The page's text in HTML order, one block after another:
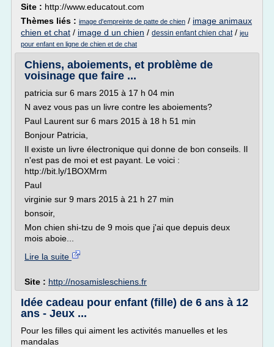
Site : http://www.educatout.com
Thèmes liés : image d'empreinte de patte de chien / image animaux
chien et chat / image d un chien / dessin enfant chien chat/ jeu
pour enfant en ligne de chien et de chat
Chiens, aboiements, et problème de
voisinage que faire ...
patricia sur 6 mars 2015 à 17 h 04 min
N avez vous pas un livre contre les aboiements?
Paul Laurent sur 6 mars 2015 à 18 h 51 min
Bonjour Patricia,
Il existe un livre électronique qui donne de bon conseils. Il
n'est pas de moi et est payant. Le voici :
http://bit.ly/1BOXMrm
Paul
virginie sur 9 mars 2015 à 21 h 27 min
bonsoir,
Mon chien shi-tzu de 9 mois que j'ai que depuis deux
mois aboie...
Lire la suite
Site : http://nosamisleschiens.fr
Idée cadeau pour enfant (fille) de 6 ans à 12
ans - Jeux ...
Pour les filles qui aiment les activités manuelles et les
mandalas